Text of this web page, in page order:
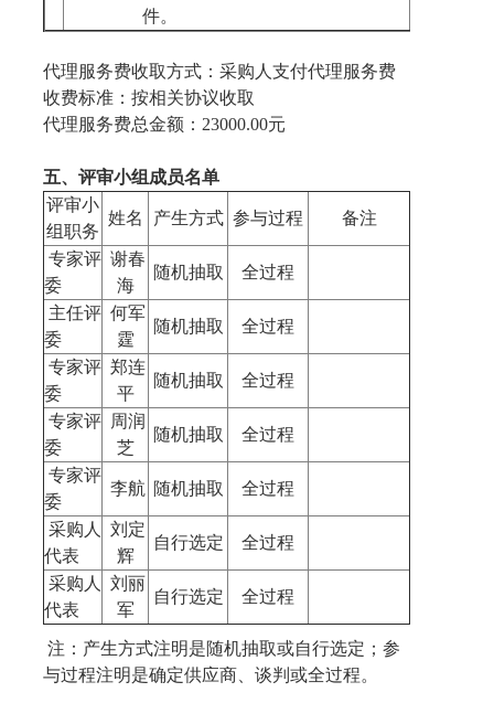
件。
代理服务费收取方式：采购人支付代理服务费
收费标准：按相关协议收取
代理服务费总金额：23000.00元
五、评审小组成员名单
评审小
组职务
姓名 产生方式 参与过程 备注
专家评
委
谢春
海
随机抽取 全过程
主任评
委
何军
霆
随机抽取 全过程
专家评
委
郑连
平
随机抽取 全过程
专家评
委
周润
芝
随机抽取 全过程
专家评
委
李航 随机抽取 全过程
采购人
代表
刘定
辉
自行选定 全过程
采购人
代表
刘丽
军
自行选定 全过程
注：产生方式注明是随机抽取或自行选定；参
与过程注明是确定供应商、谈判或全过程。